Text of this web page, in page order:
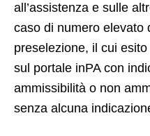
all’assistenza e sulle
caso di numero elevato
preselezione, il cui
sul portale inPA con
ammissibilità o non
senza alcuna